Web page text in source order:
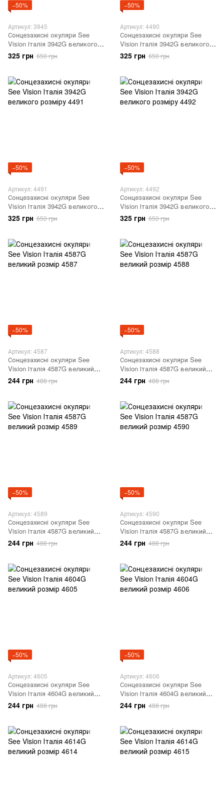
−50%
Артикул: 3945
Сонцезахисні окуляри See
Vision Італія 3942G великого
розміру 3945
325 грн 650 грн
−50%
Артикул: 4490
Сонцезахисні окуляри See
Vision Італія 3942G великого
розміру 4490
325 грн 650 грн
−50%
Артикул: 4491
Сонцезахисні окуляри See
Vision Італія 3942G великого
розміру 4491
325 грн 650 грн
−50%
Артикул: 4492
Сонцезахисні окуляри See
Vision Італія 3942G великого
розміру 4492
325 грн 650 грн
−50%
Артикул: 4587
Сонцезахисні окуляри See
Vision Італія 4587G великий
розмір 4587
244 грн 488 грн
−50%
Артикул: 4588
Сонцезахисні окуляри See
Vision Італія 4587G великий
розмір 4588
244 грн 488 грн
−50%
Артикул: 4589
Сонцезахисні окуляри See
Vision Італія 4587G великий
розмір 4589
244 грн 488 грн
−50%
Артикул: 4590
Сонцезахисні окуляри See
Vision Італія 4587G великий
розмір 4590
244 грн 488 грн
−50%
Артикул: 4605
Сонцезахисні окуляри See
Vision Італія 4604G великий
розмір 4605
244 грн 488 грн
−50%
Артикул: 4606
Сонцезахисні окуляри See
Vision Італія 4604G великий
розмір 4606
244 грн 488 грн